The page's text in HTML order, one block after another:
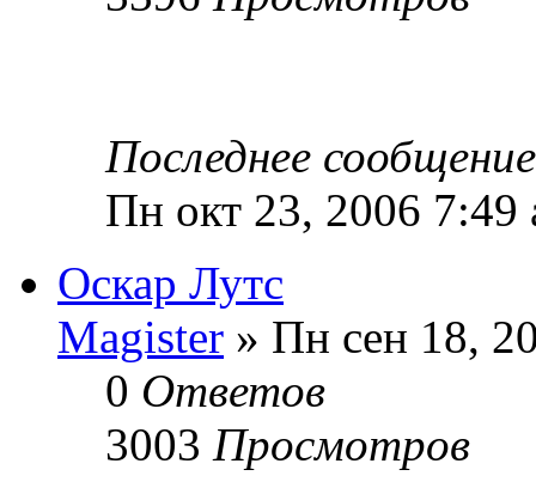
Последнее
Пн окт 23, 2006 7:49
Оскар Лутс
Magister » Пн сен 18,
0 Ответов
3003 Просмотров